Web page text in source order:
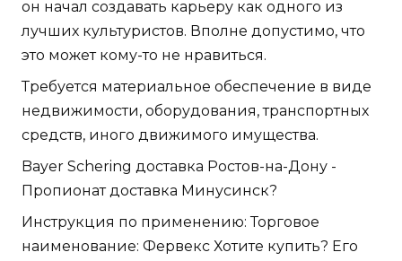
он начал создавать карьеру как одного из
лучших культуристов. Вполне допустимо, что
это может кому-то не нравиться.
Требуется материальное обеспечение в виде
недвижимости, оборудования, транспортных
средств, иного движимого имущества.
Bayer Schering доставка Ростов-на-Дону -
Пропионат доставка Минусинск?
Инструкция по применению: Торговое
наименование: Фервекс Хотите купить? Его